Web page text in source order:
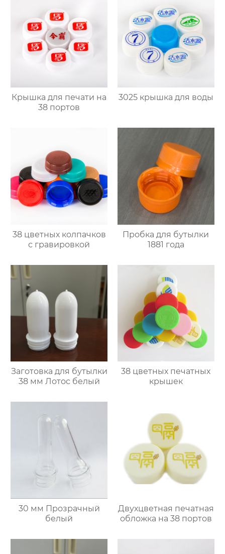
Крышка для печати на
38 портов
3025 крышка для воды
38 цветных колпачков
с гравировкой
Пробка для бутылки
1881 года
Заготовка для бутылки
38 мм Лотос белый
38 цветных печатных
крышек
30 мм Прозрачный
белый
Двухцветная печатная
обложка на 38 портов